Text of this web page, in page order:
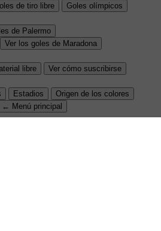
de tiro libre
Goles olímpicos
de Palermo
Ver los goles de Maradona
libre
Ver cómo suscribirse
Estadios
Origen de los colores
← Menú principal